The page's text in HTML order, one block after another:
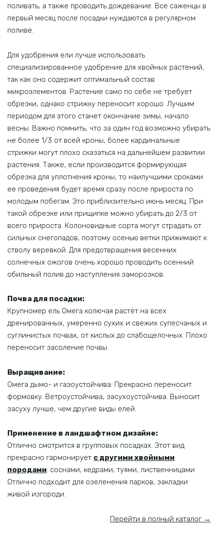
поливать, а также проводить дождевание. Все саженцы в
первый месяц после посадки нуждаются в регулярном
поливе.
Для удобрения ели лучше использовать
специализированное удобрение для хвойных растений,
так как оно содержит оптимальный состав
микроэлементов. Растение само по себе не требует
обрезки, однако стрижку переносит хорошо. Лучшим
периодом для этого станет окончание зимы, начало
весны. Важно помнить, что за один год возможно убирать
не более 1/3 от всей кроны, более кардинальные
стрижки могут плохо сказаться на дальнейшем развитии
растения. Также, если производится формирующая
обрезка для уплотнения кроны, то наилучшими сроками
ее проведения будет время сразу после прироста по
молодым побегам. Это приблизительно июнь месяц. При
такой обрезке или прищипке можно убирать до 2/3 от
всего прироста. Колоновидные сорта могут страдать от
сильных снегопадов, поэтому осенью ветки прижимают к
стволу веревкой. Для предотвращения весенних
солнечных ожогов очень хорошо проводить осенний
обильный полив до наступления заморозков.
Почва для посадки:
Крупномер ель Омега колючая растёт на всех
дренированных, умеренно сухих и свежих супесчаных и
суглинистых почвах, от кислых до слабощелочных. Плохо
переносит засоление почвы.
Выращивание:
Омега дымо- и газоустойчива. Прекрасно переносит
формовку. Ветроустойчива, засухоустойчива. Выносит
засуху лучше, чем другие виды елей.
Применение в ландшафтном дизайне:
Отлично смотрится в групповых посадках. Этот вид
прекрасно гармонирует с другими хвойными
породами: соснами, кедрами, туями, лиственницами.
Отлично подходит для озеленения парков, закладки
живой изгороди.
Перейти в полный каталог →